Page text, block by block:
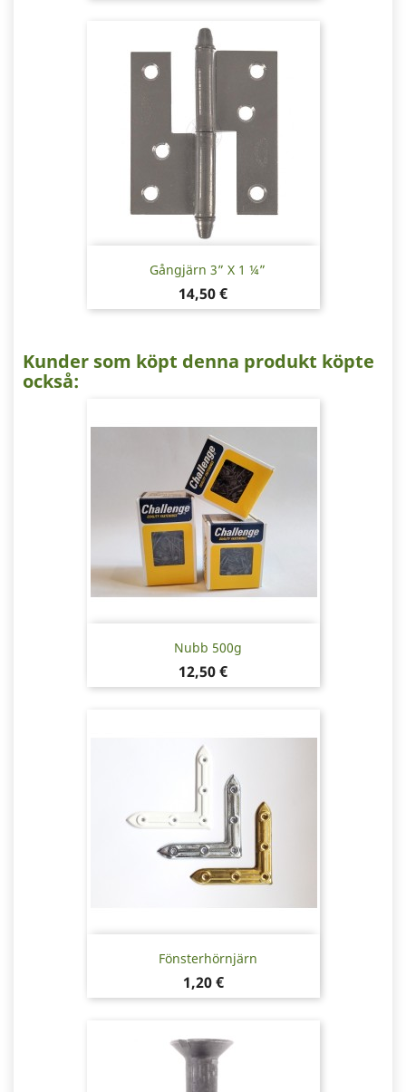
Gångjärn 3” X 1 ¼”
Pris
14,50 €
Kunder som köpt denna produkt köpte
också:
Nubb 500g
Pris
12,50 €
Fönsterhörnjärn
Pris
1,20 €